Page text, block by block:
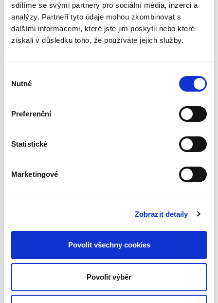
sdílíme se svými partnery pro sociální média, inzerci a
analýzy. Partneři tyto údaje mohou zkombinovat s
dalšími informacemi, které jste jim poskytli nebo které
získali v důsledku toho, že používáte jejich služby.
souhlasu
Nutné
Preferenční
Statistické
Marketingové
Zobrazit detaily
Povolit všechny cookies
Povolit výběr
ZÁKON O
REZERVÁCH PRO
DANĚ Z PŘÍJMŮ
690,00 Kč
pro zjištění základu daně z příjmů, přináší
spoluvlastnictví a
Komentář. 2. vydání
NOVINKA
2. VYDÁNÍ